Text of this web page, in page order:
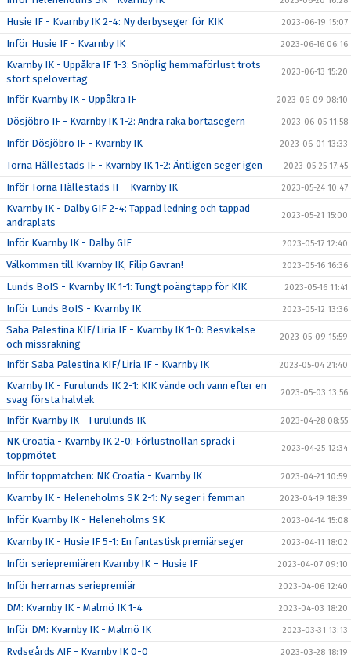
Husie IF - Kvarnby IK 2-4: Ny derbyseger för KIK 2023-06-19 15:07
Inför Husie IF - Kvarnby IK 2023-06-16 06:16
Kvarnby IK - Uppåkra IF 1-3: Snöplig hemmaförlust trots
stort spelövertag
2023-06-13 15:20
Inför Kvarnby IK - Uppåkra IF 2023-06-09 08:10
Dösjöbro IF - Kvarnby IK 1-2: Andra raka bortasegern 2023-06-05 11:58
Inför Dösjöbro IF - Kvarnby IK 2023-06-01 13:33
Torna Hällestads IF - Kvarnby IK 1-2: Äntligen seger igen 2023-05-25 17:45
Inför Torna Hällestads IF - Kvarnby IK 2023-05-24 10:47
Kvarnby IK - Dalby GIF 2-4: Tappad ledning och tappad
andraplats
2023-05-21 15:00
Inför Kvarnby IK - Dalby GIF 2023-05-17 12:40
Välkommen till Kvarnby IK, Filip Gavran! 2023-05-16 16:36
Lunds BoIS - Kvarnby IK 1-1: Tungt poängtapp för KIK 2023-05-16 11:41
Inför Lunds BoIS - Kvarnby IK 2023-05-12 13:36
Saba Palestina KIF/Liria IF - Kvarnby IK 1-0: Besvikelse
och missräkning
2023-05-09 15:59
Inför Saba Palestina KIF/Liria IF - Kvarnby IK 2023-05-04 21:40
Kvarnby IK - Furulunds IK 2-1: KIK vände och vann efter en
svag första halvlek
2023-05-03 13:56
Inför Kvarnby IK - Furulunds IK 2023-04-28 08:55
NK Croatia - Kvarnby IK 2-0: Förlustnollan sprack i
toppmötet
2023-04-25 12:34
Inför toppmatchen: NK Croatia - Kvarnby IK 2023-04-21 10:59
Kvarnby IK - Heleneholms SK 2-1: Ny seger i femman 2023-04-19 18:39
Inför Kvarnby IK - Heleneholms SK 2023-04-14 15:08
Kvarnby IK - Husie IF 5-1: En fantastisk premiärseger 2023-04-11 18:02
Inför seriepremiären Kvarnby IK – Husie IF 2023-04-07 09:10
Inför herrarnas seriepremiär 2023-04-06 12:40
DM: Kvarnby IK - Malmö IK 1-4 2023-04-03 18:20
Inför DM: Kvarnby IK - Malmö IK 2023-03-31 13:13
Rydsgårds AIF - Kvarnby IK 0-0 2023-03-28 18:19